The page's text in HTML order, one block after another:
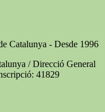
Catalunya - Desde 1996
/ Direcció General
41829